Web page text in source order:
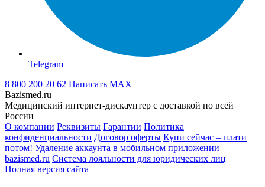
Telegram
8 800 200 20 62 Написать MAX
Bazismed.ru
Медицинский интернет-дискаунтер с доставкой по всей
России
О компании Реквизиты Гарантии Политика
конфиденциальности Договор оферты Купи сейчас – плати
потом! Удаление аккаунта в мобильном приложении
bazismed.ru Система лояльности для юридических лиц
Полная версия сайта